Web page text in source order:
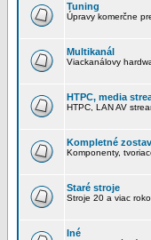
Tuning
Úpravy komerčne
Multikanál
Viackanálovy
HTPC, media
HTPC, LAN AV
Kompletné
Komponenty,
Staré stroje
Stroje 20 a viac
Iné